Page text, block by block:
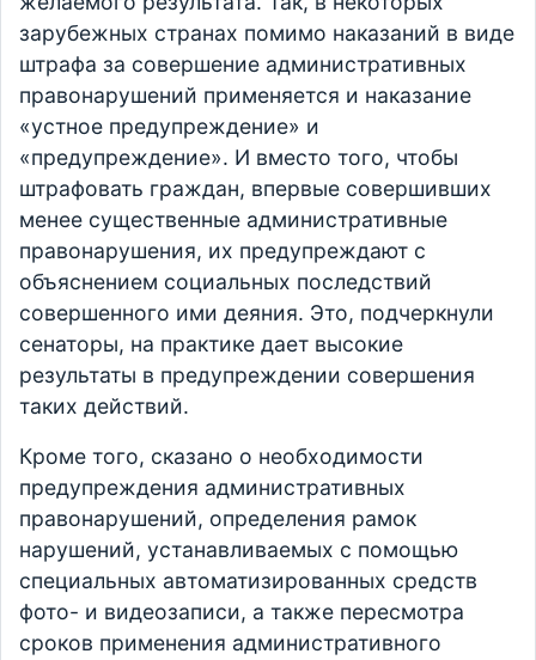
зарубежных странах помимо наказаний в виде
штрафа за совершение административных
правонарушений применяется и наказание
«устное предупреждение» и
«предупреждение». И вместо того, чтобы
штрафовать граждан, впервые совершивших
менее существенные административные
правонарушения, их предупреждают с
объяснением социальных последствий
совершенного ими деяния. Это, подчеркнули
сенаторы, на практике дает высокие
результаты в предупреждении совершения
таких действий.
Кроме того, сказано о необходимости
предупреждения административных
правонарушений, определения рамок
нарушений, устанавливаемых с помощью
специальных автоматизированных средств
фото- и видеозаписи, а также пересмотра
сроков применения административного